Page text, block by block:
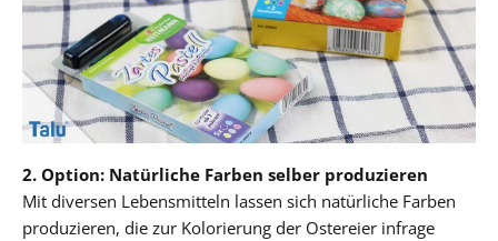
2. Option: Natürliche Farben selber produzieren
Mit diversen Lebensmitteln lassen sich natürliche Farben
produzieren, die zur Kolorierung der Ostereier infrage